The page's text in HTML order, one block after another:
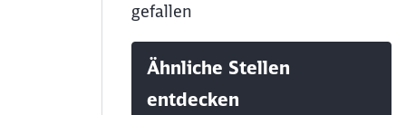
gefallen
Ähnliche Stellen
entdecken